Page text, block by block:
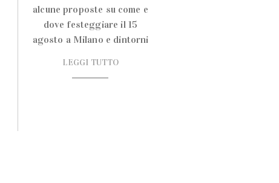
alcune proposte su come e
dove festeggiare il 15
agosto a Milano e dintorni
LEGGI TUTTO